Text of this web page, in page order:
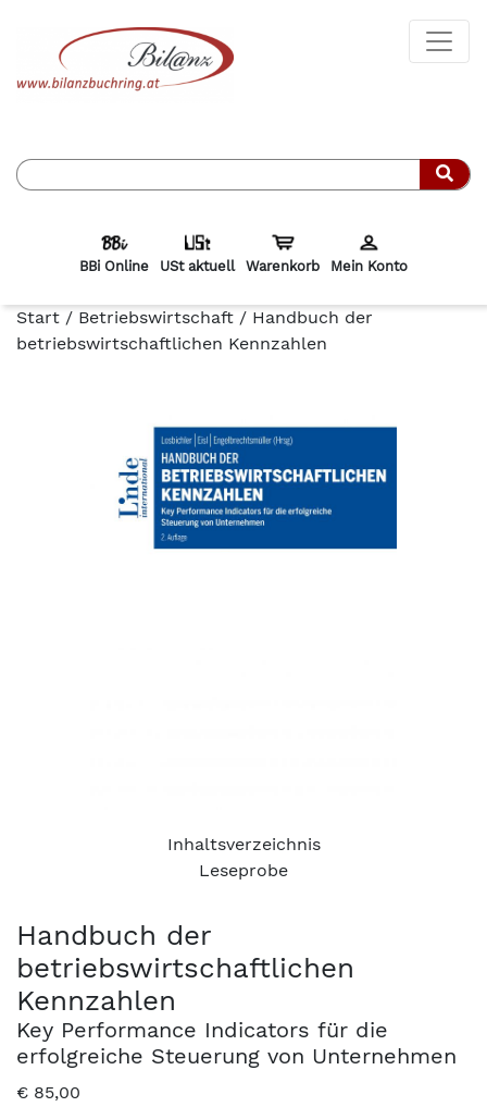
BBi Online USt aktuell Warenkorb Mein Konto
Start / Betriebswirtschaft / Handbuch der
betriebswirtschaftlichen Kennzahlen
Inhaltsverzeichnis
Leseprobe
Handbuch der
betriebswirtschaftlichen
Kennzahlen
Key Performance Indicators für die
erfolgreiche Steuerung von Unternehmen
€ 85,00